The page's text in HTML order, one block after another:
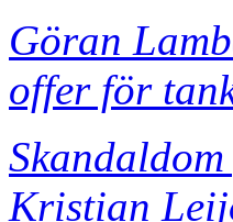
Göran
offer för
Kristian